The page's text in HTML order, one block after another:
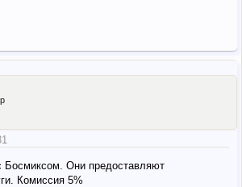
Босмиксом. Они предоставляют
Комиссия 5%